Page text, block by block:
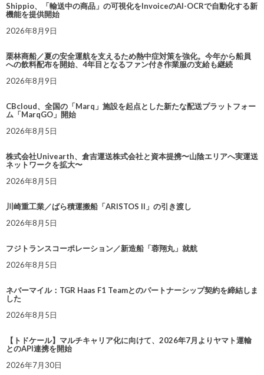
Shippio、「輸送中の商品」の可視化をInvoiceのAI-OCRで自動化する新
機能を提供開始
2026年8月9日
栗林商船／夏の安全運航を支えるため熱中症対策を強化。今年から船員
への飲料配布を開始、4年目となるファン付き作業服の支給も継続
2026年8月9日
CBcloud、全国の「Marq」施設を起点とした新たな配送プラットフォー
ム「MarqGO」開始
2026年8月5日
株式会社Univearth、倉吉運送株式会社と資本提携〜山陰エリアへ実運送
ネットワークを拡大〜
2026年8月5日
川崎重工業／ばら積運搬船「ARISTOS II」の引き渡し
2026年8月5日
フジトランスコーポレーション／新造船「蓉翔丸」就航
2026年8月5日
ネバーマイル：TGR Haas F1 Teamとのパートナーシップ契約を締結しま
した
2026年8月5日
【トドケール】マルチキャリア化に向けて、2026年7月よりヤマト運輸
とのAPI連携を開始
2026年7月30日